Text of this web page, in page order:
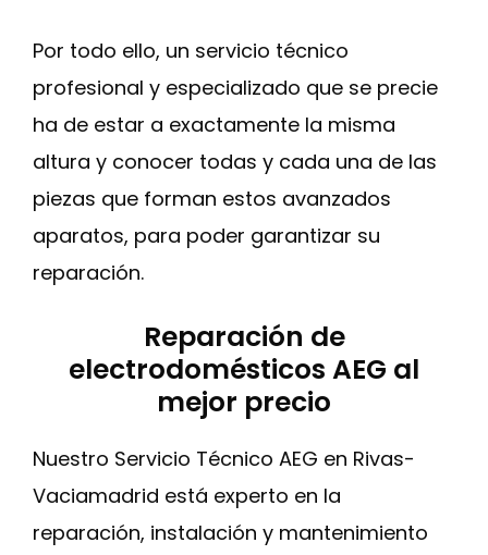
Por todo ello, un servicio técnico
profesional y especializado que se precie
ha de estar a exactamente la misma
altura y conocer todas y cada una de las
piezas que forman estos avanzados
aparatos, para poder garantizar su
reparación.
Reparación de
electrodomésticos AEG al
mejor precio
Nuestro Servicio Técnico AEG en Rivas-
Vaciamadrid está experto en la
reparación, instalación y mantenimiento